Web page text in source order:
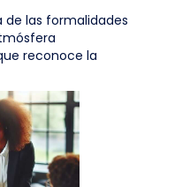
de las formalidades
reconoce la